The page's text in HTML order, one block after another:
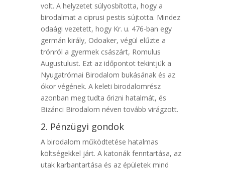
volt. A helyzetet súlyosbította, hogy a
birodalmat a ciprusi pestis sújtotta. Mindez
odaági vezetett, hogy Kr. u. 476-ban egy
germán király, Odoaker, végül elűzte a
trónról a gyermek császárt, Romulus
Augustulust. Ezt az időpontot tekintjük a
Nyugatrómai Birodalom bukásának és az
ókor végének. A keleti birodalomrész
azonban meg tudta őrizni hatalmát, és
Bizánci Birodalom néven tovább virágzott.
2. Pénzügyi gondok
A birodalom működtetése hatalmas
költségekkel járt. A katonák fenntartása, az
utak karbantartása és az épületek mind